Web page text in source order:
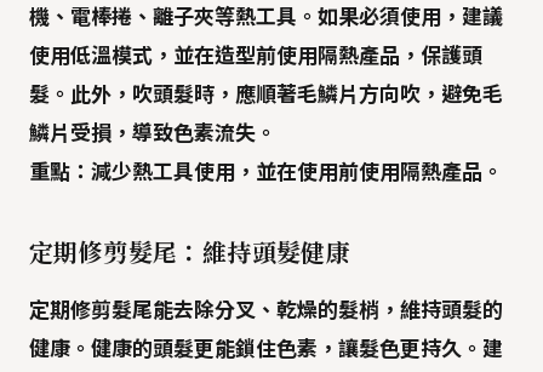
機、電棒捲、離子夾等熱工具 。如果必須使用，建議
使用低溫模式，並在造型前使用隔熱產品，保護頭
髮。此外，吹頭髮時，應順著毛鱗片方向吹，避免毛
鱗片受損，導致色素流失。
重點： 減少熱工具使用，並在使用前使用隔熱產品。
定期修剪髮尾：維持頭髮健康
定期修剪髮尾能去除分叉、乾燥的髮梢，維持頭髮的
健康。健康的頭髮更能鎖住色素，讓髮色更持久。建